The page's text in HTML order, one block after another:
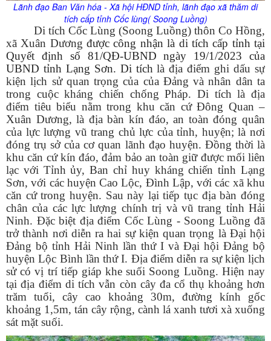
Lãnh đạo Ban Văn hóa - Xã hội HĐND tỉnh, lãnh đạo xã thăm di
tích cấp tỉnh Cốc lùng( Soong Luồng)
Di tích Cốc Lùng (Soong Luồng) thôn Co Hồng,
xã Xuân Dương được công nhận là di tích cấp tỉnh tại
Quyết định số 81/QĐ-UBND ngày 19/1/2023 của
UBND tỉnh Lạng Sơn. Di tích là địa điểm ghi dấu sự
kiện lịch sử quan trọng của của Đảng và nhân dân ta
trong cuộc kháng chiến chống Pháp. Di tích là địa
điểm tiêu biểu nằm trong khu căn cứ Đông Quan –
Xuân Dương, là địa bàn kín đáo, an toàn đóng quân
của lực lượng vũ trang chủ lực của tỉnh, huyện; là nơi
đóng trụ sở của cơ quan lãnh đạo huyện. Đồng thời là
khu căn cứ kín đáo, đảm bảo an toàn giữ được mối liên
lạc với Tỉnh ủy, Ban chỉ huy kháng chiến tỉnh Lạng
Sơn, với các huyện Cao Lộc, Đình Lập, với các xã khu
căn cứ trong huyện. Sau này lại tiếp tục địa bàn đóng
chân của các lực lượng chính trị và vũ trang tỉnh Hải
Ninh. Đặc biệt địa điểm Cốc Lùng - Soong Luồng đã
trở thành nơi diễn ra hai sự kiện quan trọng là Đại hội
Đảng bộ tỉnh Hải Ninh lần thứ I và Đại hội Đảng bộ
huyện Lộc Bình lần thứ I. Địa điểm diễn ra sự kiện lịch
sử có vị trí tiếp giáp khe suối Soong Luồng. Hiện nay
tại địa điểm di tích vẫn còn cây đa cổ thụ khoảng hơn
trăm tuổi, cây cao khoảng 30m, đường kính gốc
khoảng 1,5m, tán cây rộng, cành lá xanh tươi xà xuống
sát mặt suối.